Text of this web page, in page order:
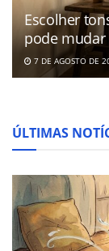
Escolher
pode mudar
7 DE AGOSTO DE
ÚLTIMAS